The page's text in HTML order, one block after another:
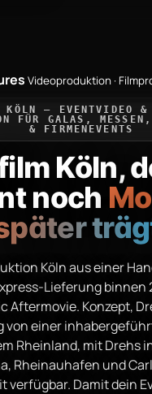
Videoproduktion ·
KÖLN — EVENTVIDEO &
FÜR GALAS, MESSEN,
& FIRMENEVENTS
Köln,
noch
Köln aus einer
Lieferung binnen
Aftermovie. Konzept,
von einer
Rheinland, mit Drehs
Rheinauhafen und
verfügbar. Damit dein